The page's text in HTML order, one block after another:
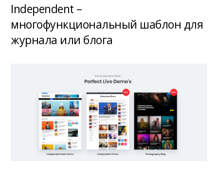
Independent –
многофункциональный шаблон для
журнала или блога